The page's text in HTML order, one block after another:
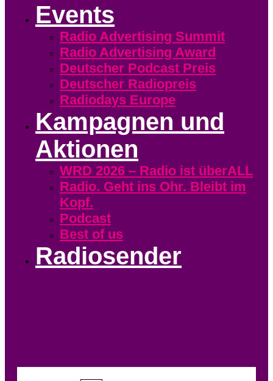
Events
Radio Advertising Summit
Radio Advertising Award
Deutscher Podcast Preis
Deutscher Radiopreis
Radiodays Europe
Kampagnen und
Aktionen
WRD 2026 – Radio ist überALL
Radio. Geht ins Ohr. Bleibt im
Kopf.
Podcast
Best of us
Radiosender